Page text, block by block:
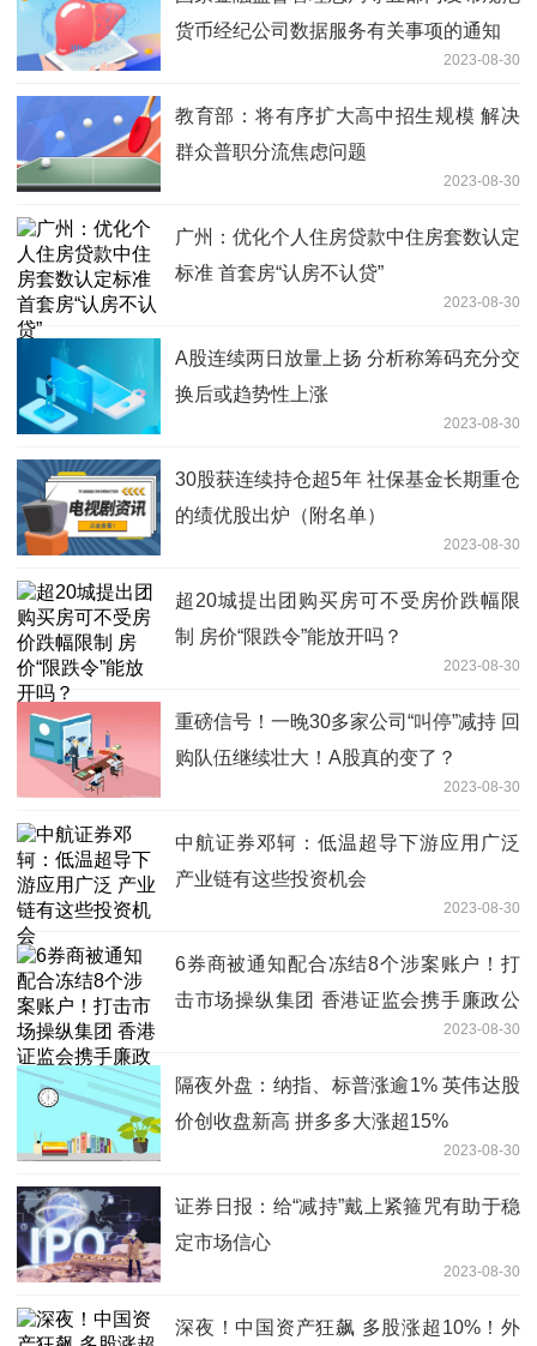
货币经纪公司数据服务有关事项的通知
2023-08-30
教育部：将有序扩大高中招生规模 解决
群众普职分流焦虑问题
2023-08-30
广州：优化个人住房贷款中住房套数认定
标准 首套房“认房不认贷”
2023-08-30
A股连续两日放量上扬 分析称筹码充分交
换后或趋势性上涨
2023-08-30
30股获连续持仓超5年 社保基金长期重仓
的绩优股出炉（附名单）
2023-08-30
超20城提出团购买房可不受房价跌幅限
制 房价“限跌令”能放开吗？
2023-08-30
重磅信号！一晚30多家公司“叫停”减持 回
购队伍继续壮大！A股真的变了？
2023-08-30
中航证券邓轲：低温超导下游应用广泛
产业链有这些投资机会
2023-08-30
6券商被通知配合冻结8个涉案账户！打
击市场操纵集团 香港证监会携手廉政公
2023-08-30
隔夜外盘：纳指、标普涨逾1% 英伟达股
价创收盘新高 拼多多大涨超15%
2023-08-30
证券日报：给“减持”戴上紧箍咒有助于稳
定市场信心
2023-08-30
深夜！中国资产狂飙 多股涨超10%！外